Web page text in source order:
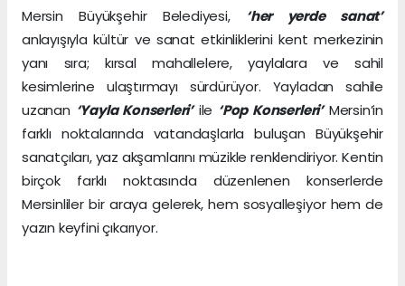
Mersin Büyükşehir Belediyesi, ‘her yerde sanat’
anlayışıyla kültür ve sanat etkinliklerini kent merkezinin
yanı sıra; kırsal mahallelere, yaylalara ve sahil
kesimlerine ulaştırmayı sürdürüyor. Yayladan sahile
uzanan ‘Yayla Konserleri’ile ‘Pop Konserleri’Mersin’in
farklı noktalarında vatandaşlarla buluşan Büyükşehir
sanatçıları, yaz akşamlarını müzikle renklendiriyor. Kentin
birçok farklı noktasında düzenlenen konserlerde
Mersinliler bir araya gelerek, hem sosyalleşiyor hem de
yazın keyfini çıkarıyor.